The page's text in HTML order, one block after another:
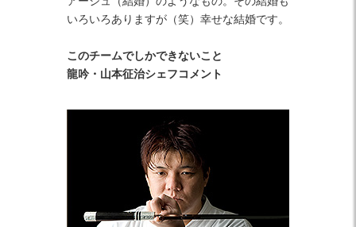
いろいろありますが（笑）幸せな結婚です。
このチームでしかできないこと
龍吟・山本征治シェフコメント